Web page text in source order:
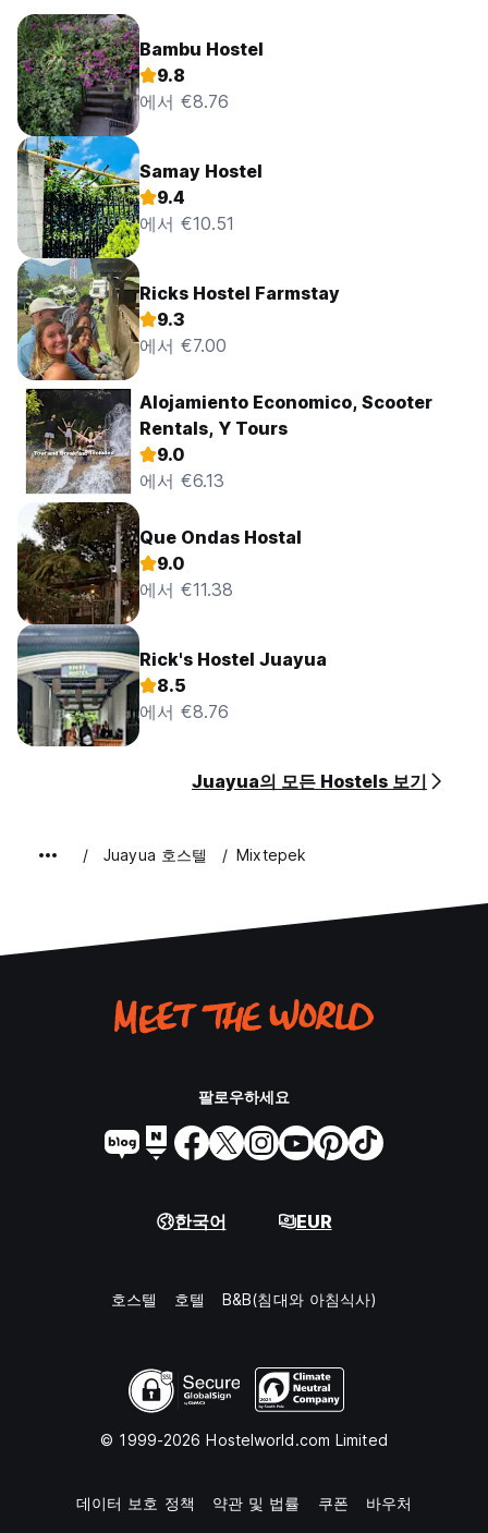
Bambu Hostel
9.8
에서 €8.76
Samay Hostel
9.4
에서 €10.51
Ricks Hostel Farmstay
9.3
에서 €7.00
Alojamiento Economico, Scooter
Rentals, Y Tours
9.0
에서 €6.13
Que Ondas Hostal
9.0
에서 €11.38
Rick's Hostel Juayua
8.5
에서 €8.76
Juayua의 모든 Hostels 보기
Juayua 호스텔 Mixtepek
팔로우하세요
한국어 EUR
호스텔 호텔 B&B(침대와 아침식사)
© 1999-2026 Hostelworld.com Limited
데이터 보호 정책 약관 및 법률 쿠폰 바우처